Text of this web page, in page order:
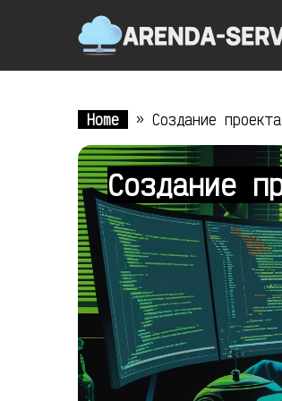
Home » Создание
Создание